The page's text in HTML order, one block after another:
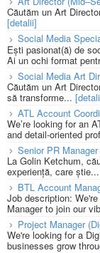
Căutăm un Art
[detalii]
Social Media
Ești pasionat(ă) de
Ai un ochi format
Social Media Art
Căutăm un Art
să transforme...
ATL Account
We’re looking for an
and detail-oriented
Senior PR
La Golin Ketchum,
experiență, care știe...
BTL Account
Job description:
Manager to join our
Project Manager
We're looking for a
businesses grow